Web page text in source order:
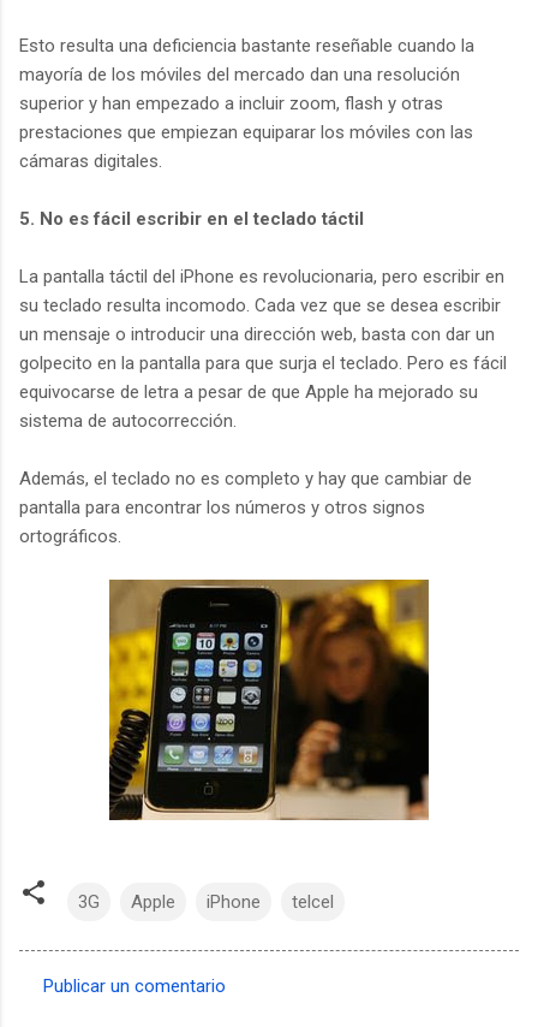
Esto resulta una deficiencia bastante reseñable cuando la
mayoría de los móviles del mercado dan una resolución
superior y han empezado a incluir zoom, flash y otras
prestaciones que empiezan equiparar los móviles con las
cámaras digitales.
5. No es fácil escribir en el teclado táctil
La pantalla táctil del iPhone es revolucionaria, pero escribir en
su teclado resulta incomodo. Cada vez que se desea escribir
un mensaje o introducir una dirección web, basta con dar un
golpecito en la pantalla para que surja el teclado. Pero es fácil
equivocarse de letra a pesar de que Apple ha mejorado su
sistema de autocorrección.
Además, el teclado no es completo y hay que cambiar de
pantalla para encontrar los números y otros signos
ortográficos.
3G Apple iPhone telcel
Publicar un comentario